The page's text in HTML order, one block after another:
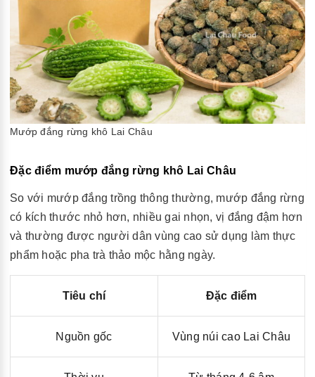
Mướp đắng rừng khô Lai Châu
Đặc điểm mướp đắng rừng khô Lai Châu
So với mướp đắng trồng thông thường, mướp đắng rừng
có kích thước nhỏ hơn, nhiều gai nhọn, vị đắng đậm hơn
và thường được người dân vùng cao sử dụng làm thực
phẩm hoặc pha trà thảo mộc hằng ngày.
Tiêu chí Đặc điểm
Nguồn gốc Vùng núi cao Lai Châu